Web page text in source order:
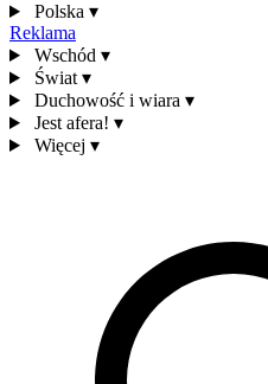
Polska ▾
Reklama
Wschód ▾
Świat ▾
Duchowość i wiara ▾
Jest afera! ▾
Więcej ▾